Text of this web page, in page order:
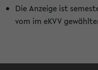
Die Anzeige ist
vom im eKVV